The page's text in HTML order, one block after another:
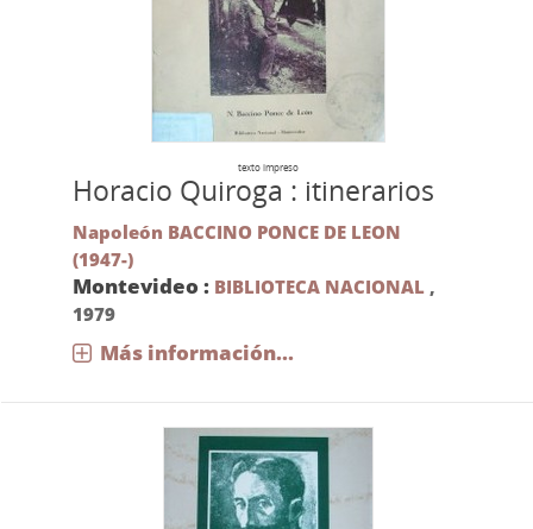
texto impreso
Horacio Quiroga : itinerarios
Napoleón BACCINO PONCE DE LEON
(1947-)
Montevideo : BIBLIOTECA NACIONAL,
1979
Más información...